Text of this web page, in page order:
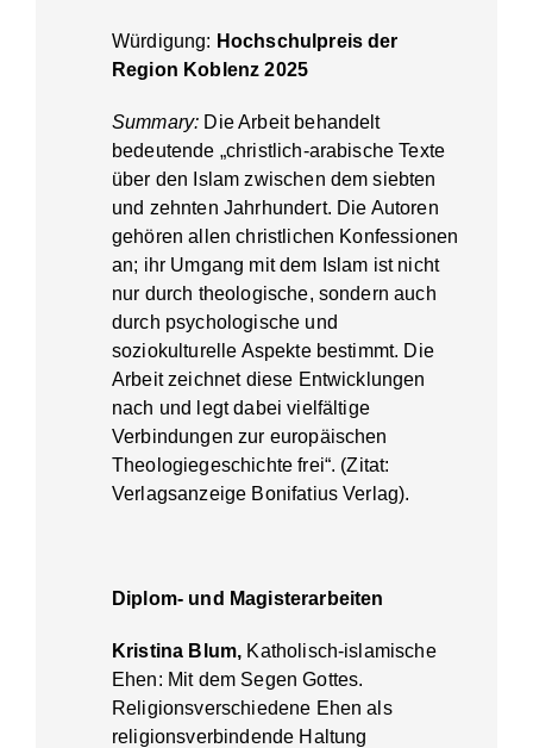
Würdigung: Hochschulpreis der
Region Koblenz 2025
Summary: Die Arbeit behandelt
bedeutende „christlich-arabische Texte
über den Islam zwischen dem siebten
und zehnten Jahrhundert. Die Autoren
gehören allen christlichen Konfessionen
an; ihr Umgang mit dem Islam ist nicht
nur durch theologische, sondern auch
durch psychologische und
soziokulturelle Aspekte bestimmt. Die
Arbeit zeichnet diese Entwicklungen
nach und legt dabei vielfältige
Verbindungen zur europäischen
Theologiegeschichte frei“. (Zitat:
Verlagsanzeige Bonifatius Verlag).
Diplom- und Magisterarbeiten
Kristina Blum, Katholisch-islamische
Ehen: Mit dem Segen Gottes.
Religionsverschiedene Ehen als
religionsverbindende Haltung